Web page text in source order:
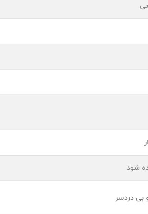
شود
بی دردسر